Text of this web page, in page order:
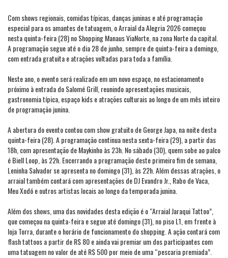
Com shows regionais, comidas típicas, danças juninas e até programação
especial para os amantes de tatuagem, o Arraial da Alegria 2026 começou
nesta quinta-feira (28) no Shopping Manaus ViaNorte, na zona Norte da capital.
A programação segue até o dia 28 de junho, sempre de quinta-feira a domingo,
com entrada gratuita e atrações voltadas para toda a família.
Neste ano, o evento será realizado em um novo espaço, no estacionamento
próximo à entrada do Salomé Grill, reunindo apresentações musicais,
gastronomia típica, espaço kids e atrações culturais ao longo de um mês inteiro
de programação junina.
A abertura do evento contou com show gratuito de George Japa, na noite desta
quinta-feira (28). A programação continua nesta sexta-feira (29), a partir das
18h, com apresentação de Maykinho às 23h. No sábado (30), quem sobe ao palco
é Biell Loop, às 22h. Encerrando a programação deste primeiro fim de semana,
Leninha Salvador se apresenta no domingo (31), às 22h. Além dessas atrações, o
arraial também contará com apresentações de DJ Evandro Jr., Rabo de Vaca,
Meu Xodó e outros artistas locais ao longo da temporada junina.
Além dos shows, uma das novidades desta edição é o “Arraial Jaraqui Tattoo”,
que começou na quinta-feira e segue até domingo (31), no piso L1, em frente à
loja Torra, durante o horário de funcionamento do shopping. A ação contará com
flash tattoos a partir de R$ 80 e ainda vai premiar um dos participantes com
uma tatuagem no valor de até R$ 500 por meio de uma “pescaria premiada”.